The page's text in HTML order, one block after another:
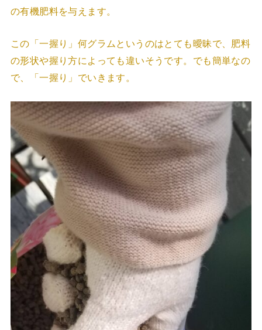
の有機肥料を与えます。
この「一握り」何グラムというのはとても曖昧で、肥料
の形状や握り方によっても違いそうです。でも簡単なの
で、「一握り」でいきます。